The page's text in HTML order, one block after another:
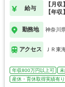
給与
【月
【年
勤務地 神奈川
アクセス ＪＲ東
年収800万円以上可
産休・育休取得実績有り